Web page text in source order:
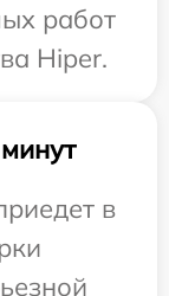
работ
Hiper.
в